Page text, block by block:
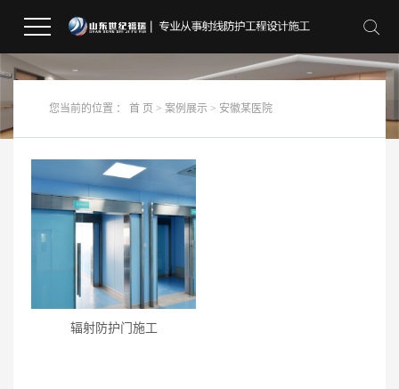
您当前的位置 ： 首 页 > 案例展示 > 安徽某医院
辐射防护门施工